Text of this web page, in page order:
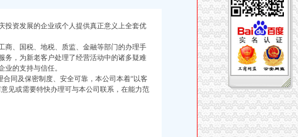
资发展的企业或个人提供真正意义上全套优
、国税、地税、质监、金融等部门的办理手
务，为新老客户处理了经营活动中的诸多疑难
的支持与信任。
同及保密制度、安全可靠，本公司本着“以客
见或需要特快办理可与本公司联系，在能力范